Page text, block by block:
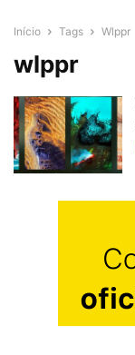
Início Tags Wlppr
wlppr